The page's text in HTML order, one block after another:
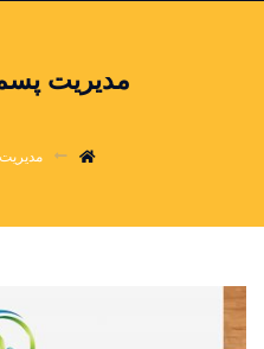
مدیریت
مدیریت